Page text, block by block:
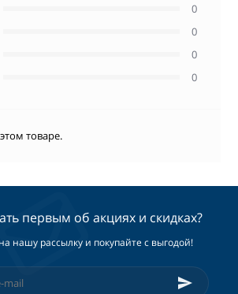
0
0
0
0
товаре.
первым об акциях и скидках?
нашу рассылку и покупайте с выгодой!